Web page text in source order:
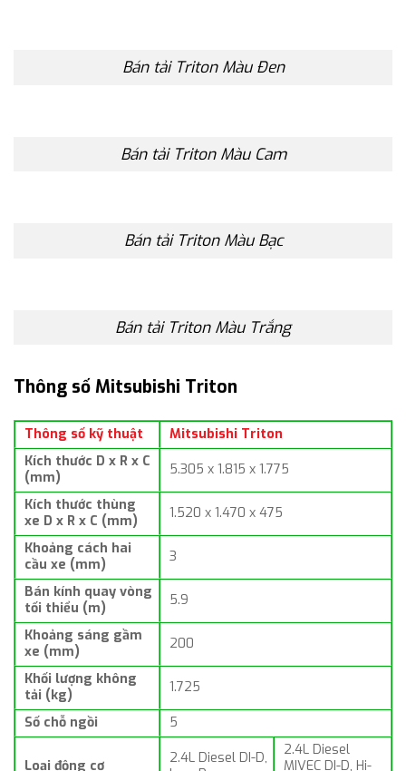
Bán tải Triton Màu Đen
Bán tải Triton Màu Cam
Bán tải Triton Màu Bạc
Bán tải Triton Màu Trắng
Thông số Mitsubishi Triton
Thông số kỹ thuật
Mitsubishi Triton
Kích thước D x R x C
(mm)
5.305 x 1.815 x 1.775
Kích thước thùng
xe D x R x C (mm)
1.520 x 1.470 x 475
Khoảng cách hai
cầu xe (mm)
3
Bán kính quay vòng
tối thiểu (m)
5.9
Khoảng sáng gầm
xe (mm)
200
Khối lượng không
tải (kg)
1.725
Số chỗ ngồi 5
Loại động cơ
2.4L Diesel DI-D,
2.4L Diesel
MIVEC DI-D, Hi-